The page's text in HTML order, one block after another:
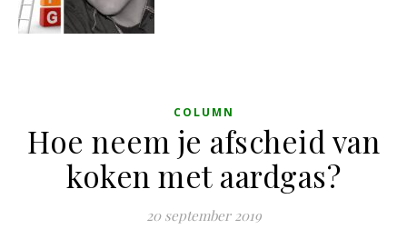
COLUMN
Hoe neem je afscheid van
koken met aardgas?
20 september 2019